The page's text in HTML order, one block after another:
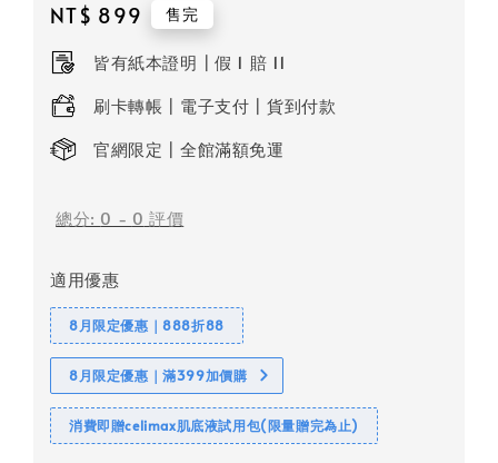
Regular
price
NT$ 899 售完
皆有紙本證明┃假 1 賠 11
刷卡轉帳┃電子支付┃貨到付款
官網限定┃全館滿額免運
總分: 0 - 0 評價
適用優惠
8月限定優惠｜888折88
8月限定優惠｜滿399加價購
消費即贈celimax肌底液試用包(限量贈完為止)